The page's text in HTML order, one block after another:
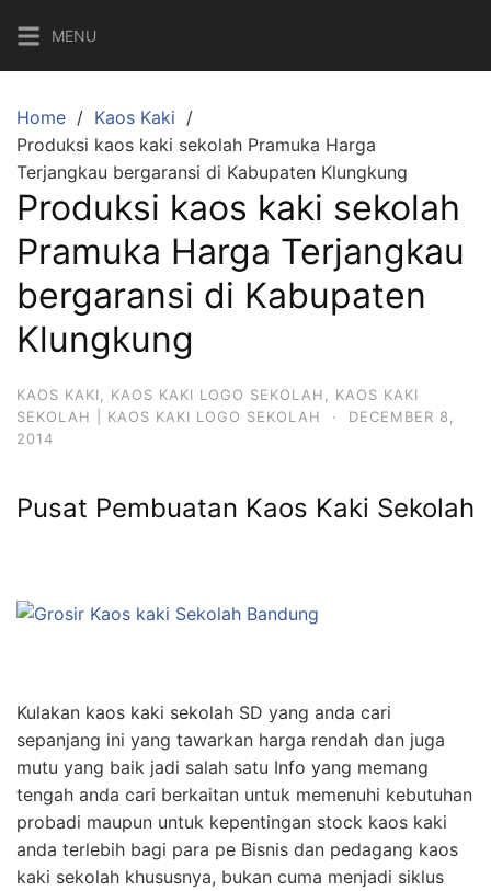
content
MENU
Home
Kaos Kaki
Produksi kaos kaki sekolah Pramuka Harga
Terjangkau bergaransi di Kabupaten Klungkung
Produksi kaos kaki sekolah
Pramuka Harga Terjangkau
bergaransi di Kabupaten
Klungkung
KAOS KAKI KAOS KAKI LOGO SEKOLAH
KAOS KAKI
SEKOLAH | KAOS KAKI LOGO SEKOLAH
·
DECEMBER 8,
2014
Pusat Pembuatan Kaos Kaki Sekolah
Kulakan kaos kaki sekolah SD yang anda cari
sepanjang ini yang tawarkan harga rendah dan juga
mutu yang baik jadi salah satu Info yang memang
tengah anda cari berkaitan untuk memenuhi kebutuhan
probadi maupun untuk kepentingan stock kaos kaki
anda terlebih bagi para pe Bisnis dan pedagang kaos
kaki sekolah khususnya, bukan cuma menjadi siklus